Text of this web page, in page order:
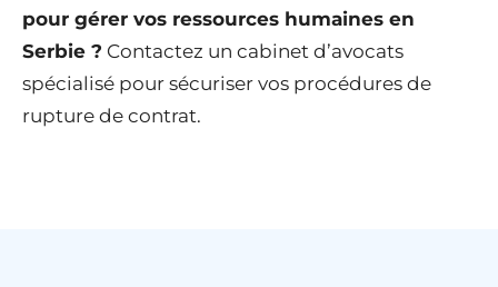
pour gérer vos ressources humaines en
Serbie ? Contactez un cabinet d’avocats
spécialisé pour sécuriser vos procédures de
rupture de contrat.